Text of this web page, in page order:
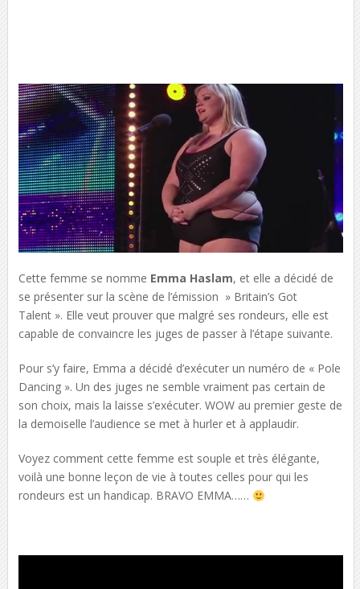
Cette femme se nomme Emma Haslam, et elle a décidé de
se présenter sur la scène de l’émission » Britain’s Got
Talent ». Elle veut prouver que malgré ses rondeurs, elle est
capable de convaincre les juges de passer à l’étape suivante.
Pour s’y faire, Emma a décidé d’exécuter un numéro de « Pole
Dancing ». Un des juges ne semble vraiment pas certain de
son choix, mais la laisse s’exécuter. WOW au premier geste de
la demoiselle l’audience se met à hurler et à applaudir.
Voyez comment cette femme est souple et très élégante,
voilà une bonne leçon de vie à toutes celles pour qui les
rondeurs est un handicap. BRAVO EMMA……